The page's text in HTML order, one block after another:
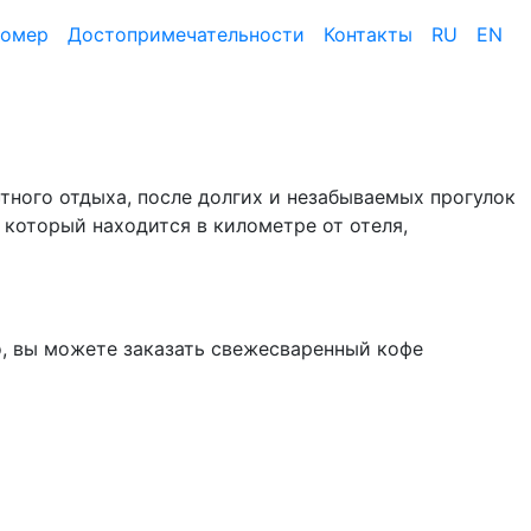
Достопримеча­тельности Контакты RU EN
отдыха, после долгих и незабываемых прогулок
находится в километре от отеля,
вы можете заказать свежесваренный кофе